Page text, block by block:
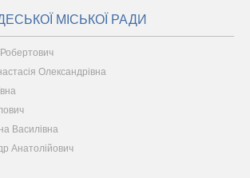
МІСЬКОЇ РАДИ
Олександрівна
Василівна
Анатолійович